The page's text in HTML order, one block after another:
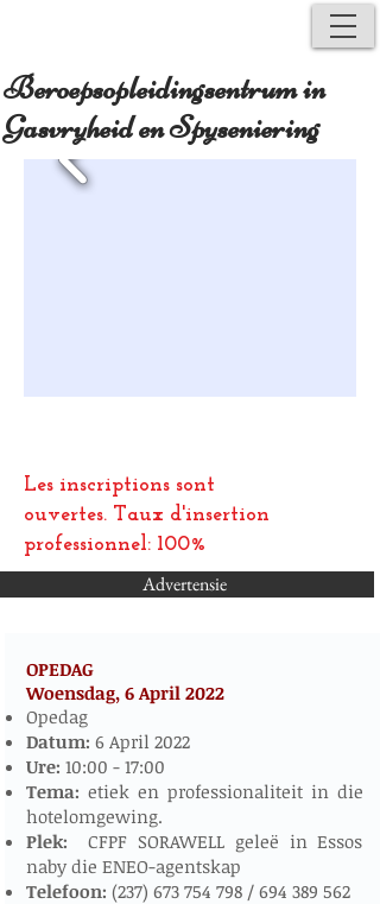
Beroepsopleidingsentrum in
Gasvryheid en Spyseniering
Advertensie
OPEDAG
Woensdag, 6 April 2022​​​​
Opedag
Datum: 6 April 2022
Ure: 10:00 - 17:00
Tema: etiek en professionaliteit in die
hotelomgewing.
Plek: CFPF SORAWELL geleë in Essos
naby die ENEO-agentskap
Telefoon: (237) 673 754 798/ 694 389 562
Les inscriptions sont
ouvertes. Taux d'insertion
professionnel: 100%